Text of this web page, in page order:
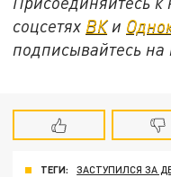
соцсетях ВКи
подписывайтесь
ТЕГИ: ЗАСТУПИЛСЯ ЗА